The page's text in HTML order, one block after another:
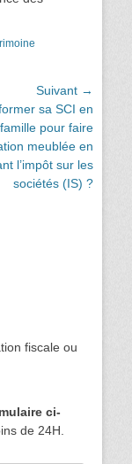
Suivant →
sa SCI en
pour faire
meublée en
l’impôt sur les
sociétés (IS) ?
fiscale ou
ci-
de 24H.